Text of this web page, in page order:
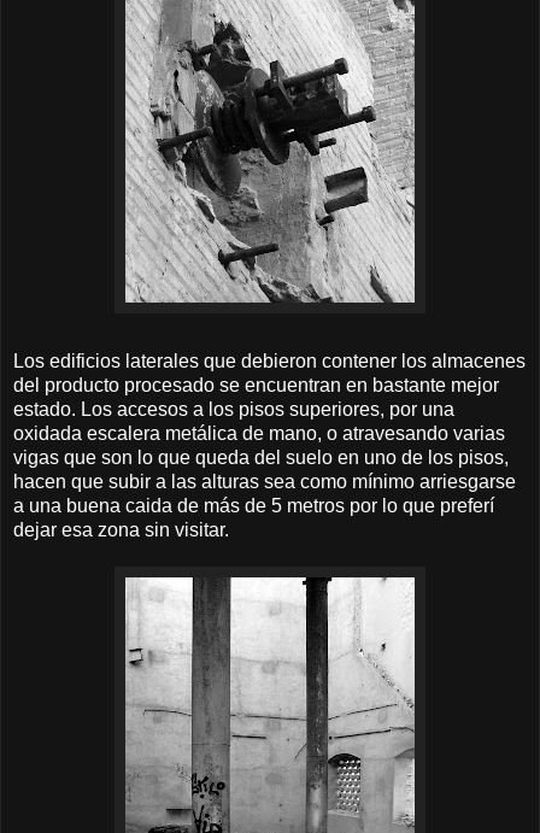
Los edificios laterales que debieron contener los almacenes
del producto procesado se encuentran en bastante mejor
estado. Los accesos a los pisos superiores, por una
oxidada escalera metálica de mano, o atravesando varias
vigas que son lo que queda del suelo en uno de los pisos,
hacen que subir a las alturas sea como mínimo arriesgarse
a una buena caida de más de 5 metros por lo que preferí
dejar esa zona sin visitar.